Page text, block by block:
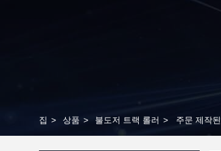
집 > 상품 > 불도저 트랙 롤러 > 주문 제작